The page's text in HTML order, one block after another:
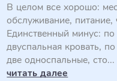
В целом все хорошо:
обслуживание, питание,
Единственный минус:
двуспальная кровать,
две односпальные, сто...
читать далее